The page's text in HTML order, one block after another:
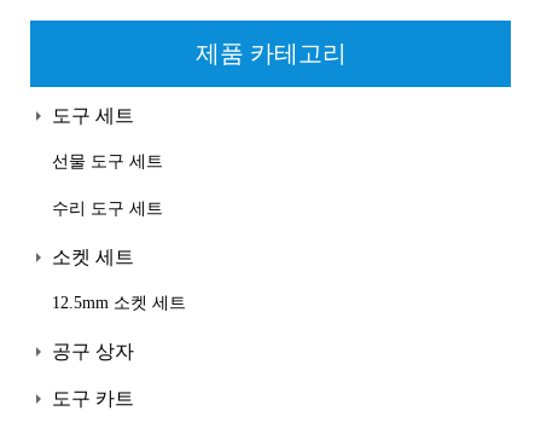
제품 카테고리
도구 세트
선물 도구 세트
수리 도구 세트
소켓 세트
12.5mm 소켓 세트
공구 상자
도구 카트